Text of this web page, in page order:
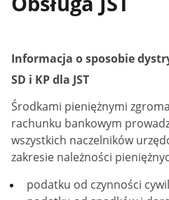
Informacja o sposobie
SD i KP dla JST
Środkami pieniężnymi
rachunku bankowym
wszystkich naczelników
zakresie należności
podatku od czynności